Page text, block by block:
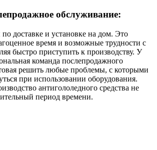
обслуживание:
доставке и установке на дом. Это
время и возможные трудности с
быстро приступить к производству. У
команда послепродажного
решить любые проблемы, с которыми
при использовании оборудования.
антигололедного средства не
период времени.